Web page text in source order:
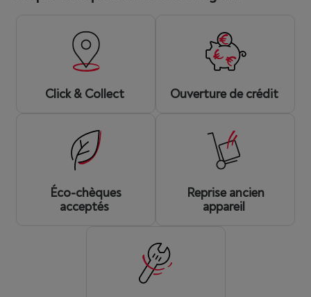
Click & Collect Ouverture de crédit
Éco-chèques
acceptés
Reprise ancien
appareil